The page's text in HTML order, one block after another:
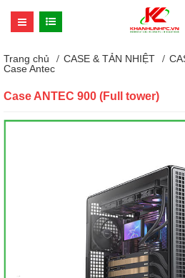
Trang chủ CASE & TẢN NHIỆT
Case Antec
Case ANTEC 900 (Full tower)